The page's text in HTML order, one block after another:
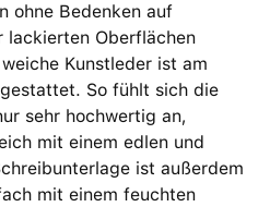
ohne Bedenken auf
lackierten Oberflächen
Kunstleder ist am
So fühlt sich die
sehr hochwertig an,
mit einem edlen und
ist außerdem
mit einem feuchten